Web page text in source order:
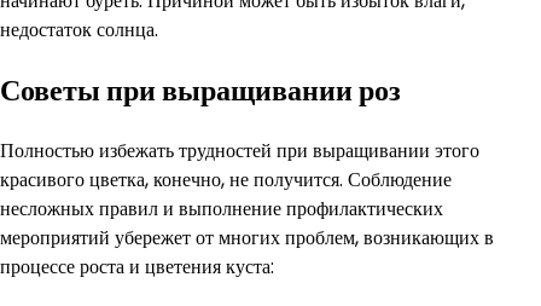
недостаток солнца.
Советы при выращивании роз
Полностью избежать трудностей при выращивании этого
красивого цветка, конечно, не получится. Соблюдение
несложных правил и выполнение профилактических
мероприятий убережет от многих проблем, возникающих в
процессе роста и цветения куста: